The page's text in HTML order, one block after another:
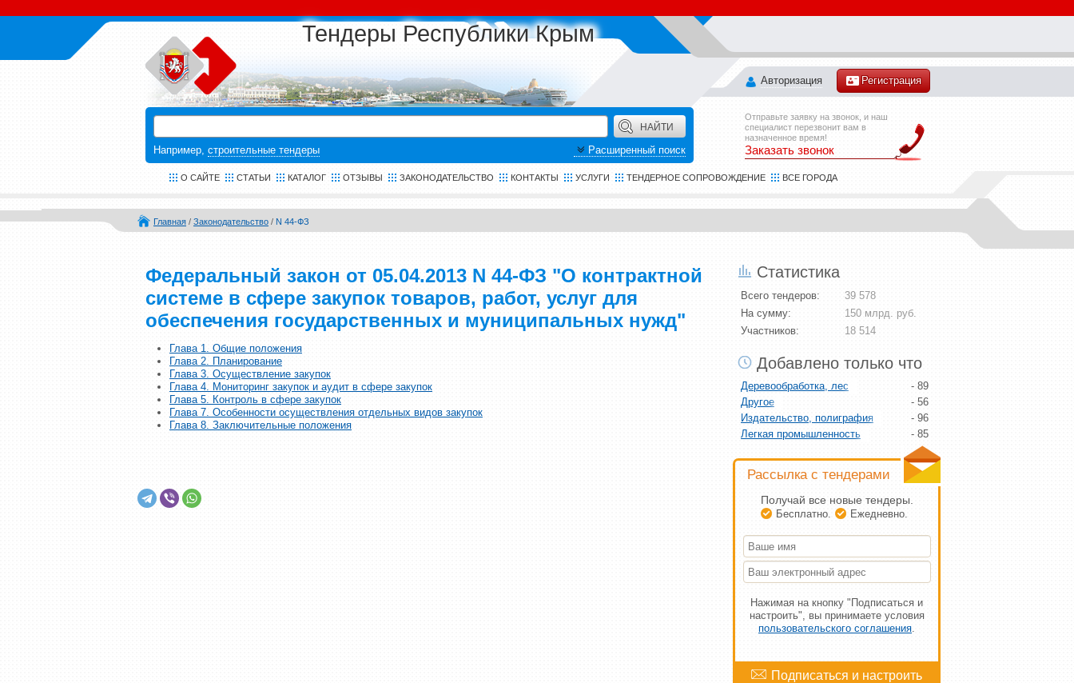
Тендеры Республики Крым
Авторизация Регистрация
Например, строительные тендеры Расширенный поиск
Отправьте заявку на звонок, и наш
специалист перезвонит вам в
назначенное время!
Заказать звонок
О САЙТЕ СТАТЬИ КАТАЛОГ ОТЗЫВЫ ЗАКОНОДАТЕЛЬСТВО КОНТАКТЫ УСЛУГИ ТЕНДЕРНОЕ СОПРОВОЖДЕНИЕ ВСЕ ГОРОДА
Главная / Законодательство / N 44-ФЗ
Федеральный закон от 05.04.2013 N 44-ФЗ "О контрактной
системе в сфере закупок товаров, работ, услуг для
обеспечения государственных и муниципальных нужд"
Глава 1. Общие положения
Глава 2. Планирование
Глава 3. Осуществление закупок
Глава 4. Мониторинг закупок и аудит в сфере закупок
Глава 5. Контроль в сфере закупок
Глава 7. Особенности осуществления отдельных видов закупок
Глава 8. Заключительные положения
Статистика
Всего тендеров:
39 578
На сумму:
150 млрд. руб.
Участников:
18 514
Добавлено только что
Химия
Экология
Электротехника
IT, компьютеры, связь
Безопасность
Бизнес, финансы, страхование, маркетинг и реклама
Бумажное производство, тара и упаковка
- 95
Деревообработка, лес
- 89
Другое
- 56
Издательство, полиграфия
- 96
Легкая промышленность
- 85
- 91
- 90
Металлы, металлоизделия
- 75
Наука, исследования, образование
Офис, дом
Продовольствие, пищевая промышленность
Сельское хозяйство
- 98
Социальные услуги
Строительные тендеры
- 51
Сырье, полуфабрикаты
- 76
Химия
- 37
Рассылка с тендерами
Получай все новые тендеры.
Бесплатно. Ежедневно.
Нажимая на кнопку "Подписаться и
настроить", вы принимаете условия
пользовательского соглашения.